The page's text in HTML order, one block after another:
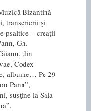
Bizantină
transcrierii şi
psaltice – creaţii
Gh.
din
Codex
albume… Pe 29
Pann”,
susţine la Sala